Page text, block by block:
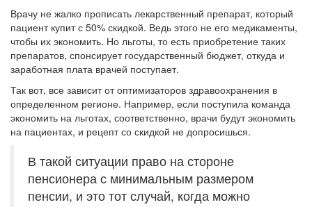
Врачу не жалко прописать лекарственный препарат, который
пациент купит с 50% скидкой. Ведь этого не его медикаменты,
чтобы их экономить. Но льготы, то есть приобретение таких
препаратов, спонсирует государственный бюджет, откуда и
заработная плата врачей поступает.
Так вот, все зависит от оптимизаторов здравоохранения в
определенном регионе. Например, если поступила команда
экономить на льготах, соответственно, врачи будут экономить
на пациентах, и рецепт со скидкой не допросишься.
В такой ситуации право на стороне
пенсионера с минимальным размером
пенсии, и это тот случай, когда можно